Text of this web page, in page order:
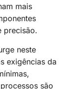
mais
precisão.
neste
exigências da
são